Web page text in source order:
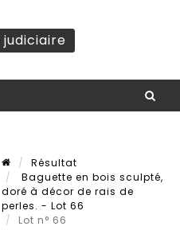
Résultat
Baguette en bois sculpté,
doré à décor de rais de
perles. - Lot 66
Lot n° 66